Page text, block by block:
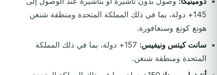
145+ دولة، بما في ذلك المملكة المتحدة ومنطقة شنغن
هونغ كونغ وسنغافورة.
سانت كيتس ونيفيس:
157+ دولة، بما في ذلك المملكة
المتحدة ومنطقة شنغن.